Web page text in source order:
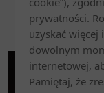
prywatności.
uzyskać
dowolnym
internetowej,
Pamiętaj, że